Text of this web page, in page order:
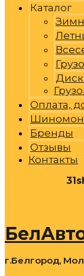
Каталог
Оплата,
Бренды
Отзывы
Контакты
г.Белгород,